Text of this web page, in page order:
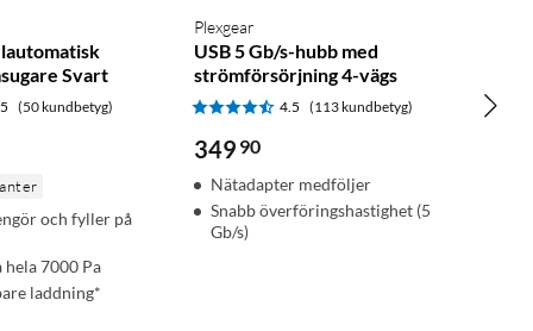
Svart
(50 kundbetyg)
och fyller på
hela 7000 Pa
laddning*
Plexgear
USB 5 Gb/s-hubb med
strömförsörjning 4-vägs
4.5 (113 kundbetyg)
349 90
Nätadapter medföljer
Snabb överföringshastighet (5
Gb/s)